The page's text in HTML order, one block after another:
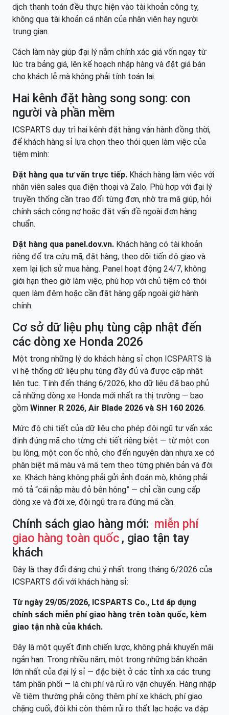
dịch thanh toán đều thực hiện vào tài khoản công ty,
không qua tài khoản cá nhân của nhân viên hay người
trung gian.
Cách làm này giúp đại lý nắm chính xác giá vốn ngay từ
lúc tra bảng giá, lên kế hoạch nhập hàng và đặt giá bán
cho khách lẻ mà không phải tính toán lại.
Hai kênh đặt hàng song song: con
người và phần mềm
ICSPARTS duy trì hai kênh đặt hàng vận hành đồng thời,
để khách hàng sỉ lựa chọn theo thói quen làm việc của
tiệm mình:
Đặt hàng qua tư vấn trực tiếp. Khách hàng làm việc với
nhân viên sales qua điện thoại và Zalo. Phù hợp với đại lý
truyền thống cần trao đổi từng đơn, nhờ tra mã giúp, hỏi
chính sách công nợ hoặc đặt vấn đề ngoài đơn hàng
chuẩn.
Đặt hàng qua panel.dov.vn. Khách hàng có tài khoản
riêng để tra cứu mã, đặt hàng, theo dõi tiến độ giao và
xem lại lịch sử mua hàng. Panel hoạt động 24/7, không
giới hạn theo giờ làm việc, phù hợp với chủ tiệm có thói
quen làm đêm hoặc cần đặt hàng gấp ngoài giờ hành
chính.
Cơ sở dữ liệu phụ tùng cập nhật đến
các dòng xe Honda 2026
Một trong những lý do khách hàng sỉ chọn ICSPARTS là
vì hệ thống dữ liệu phụ tùng đầy đủ và được cập nhật
liên tục. Tính đến tháng 6/2026, kho dữ liệu đã bao phủ
cả những dòng xe Honda mới nhất ra thị trường — bao
gồm Winner R 2026, Air Blade 2026 và SH 160 2026.
Mức độ chi tiết của dữ liệu cho phép đội ngũ tư vấn xác
định đúng mã cho từng chi tiết riêng biệt — từ một con
bu lông, một con ốc nhỏ, cho đến nguyên dàn nhựa xe có
phân biệt mã màu và mã tem theo từng phiên bản và đời
xe. Khách hàng không phải gửi ảnh đoán mò, không phải
mô tả “cái nắp màu đỏ bên hông” — chỉ cần cung cấp
dòng xe và đời xe, đội ngũ tra ra đúng mã cần.
Chính sách giao hàng mới: miễn phí
giao hàng toàn quốc , giao tận tay
khách
Đây là thay đổi đáng chú ý nhất trong tháng 6/2026 của
ICSPARTS đối với khách hàng sỉ:
Từ ngày 29/05/2026, ICSPARTS Co., Ltd áp dụng
chính sách miễn phí giao hàng trên toàn quốc, kèm
giao tận nhà của khách.
Đây là một quyết định chiến lược, không phải khuyến mãi
ngắn hạn. Trong nhiều năm, một trong những băn khoăn
lớn nhất của đại lý sỉ — đặc biệt ở các tỉnh xa các trung
tâm phân phối — là chi phí và rủi ro vận chuyển. Hàng nhập
về tiệm thường phải cộng thêm phí xe khách, phí giao
chặng cuối, đôi khi còn thêm rủi ro thất lạc hoặc va đập